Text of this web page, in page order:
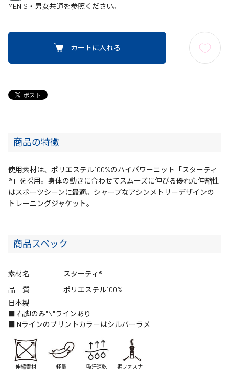
MEN'S・男女共通を参照ください。
カートに入れる
商品の特徴
使用素材は、ポリエステル100%のハイパワーニット「スターティ
®」を採用。身体の動きに合わせてスムーズに伸びる優れた伸縮性
はスポーツシーンに最適。シャープなアシンメトリーデザインの
トレーニングジャケット。
商品スペック
素材名
スターティ®
品 質
ポリエステル100%
日本製
■ 右脚のみ"N"ラインあり
■ Nラインのプリントカラーはシルバーラメ
伸縮素材 軽量 吸汗速乾 裾ファスナー